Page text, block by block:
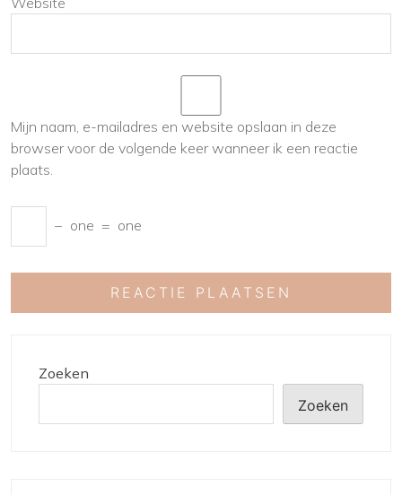
Mijn naam, e-mailadres en website opslaan in deze
browser voor de volgende keer wanneer ik een reactie
plaats.
− one = one
Zoeken
Zoeken